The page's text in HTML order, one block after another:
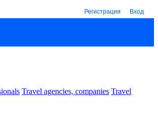
Регистрация Вход
Travel agencies, companies Travel